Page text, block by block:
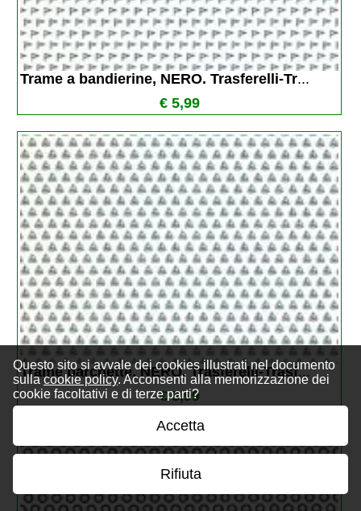
Questo sito si avvale dei cookies illustrati nel documento
sullacookie policy. Acconsenti alla memorizzazione dei
cookie facoltativi e di terze parti?
Accetta
Rifiuta
Trame a bandierine, NERO. Trasferelli-Tr...
€ 5,99
Trame barchette, NERO. Trasferelli-Trasf...
€ 5,99